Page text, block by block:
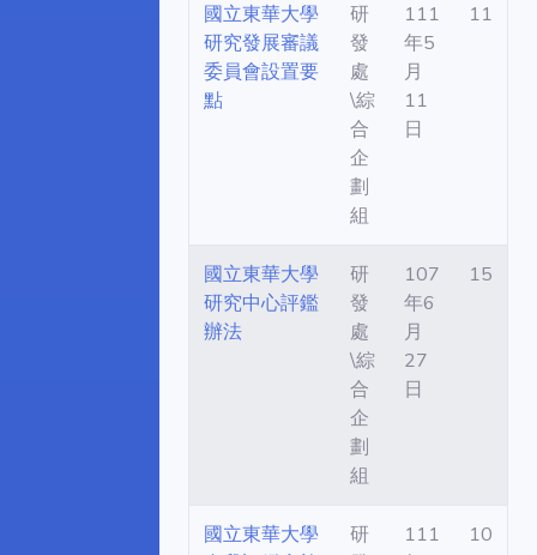
國立東華大學
研究發展審議
委員會設置要
點
研
發
處
\綜
合
企
劃
組
111
年5
月
11
日
11
國立東華大學
研究中心評鑑
辦法
研
發
處
\綜
合
企
劃
組
107
年6
月
27
日
15
國立東華大學
研
111
10